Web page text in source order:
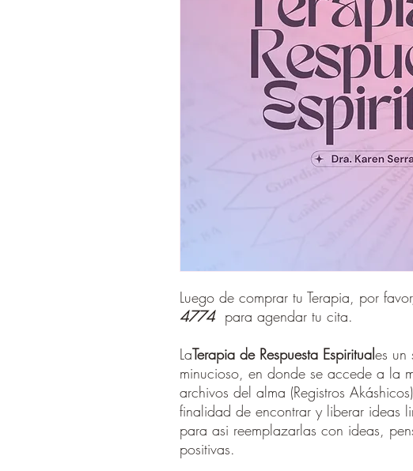
Luego de comprar tu Terapia, por
4774para agendar tu cita.
LaTerapia de Respuesta Espirituales un
minucioso, en donde se accede a la
archivos del alma (Registros
finalidad de encontrar y liberar ideas
para asi reemplazarlas con ideas,
positivas.